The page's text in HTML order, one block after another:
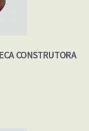
CONSTRUTORA